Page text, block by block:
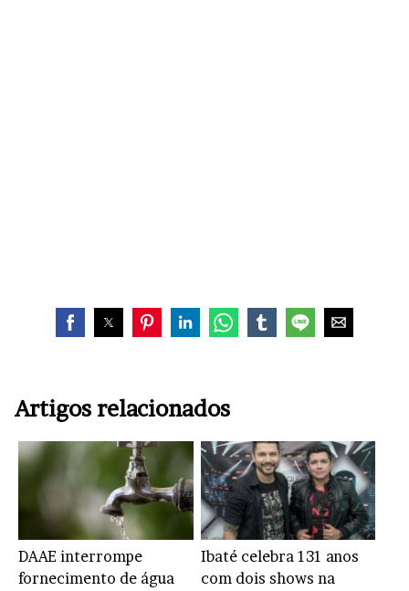
Artigos relacionados
DAAE interrompe
fornecimento de água
Ibaté celebra 131 anos
com dois shows na